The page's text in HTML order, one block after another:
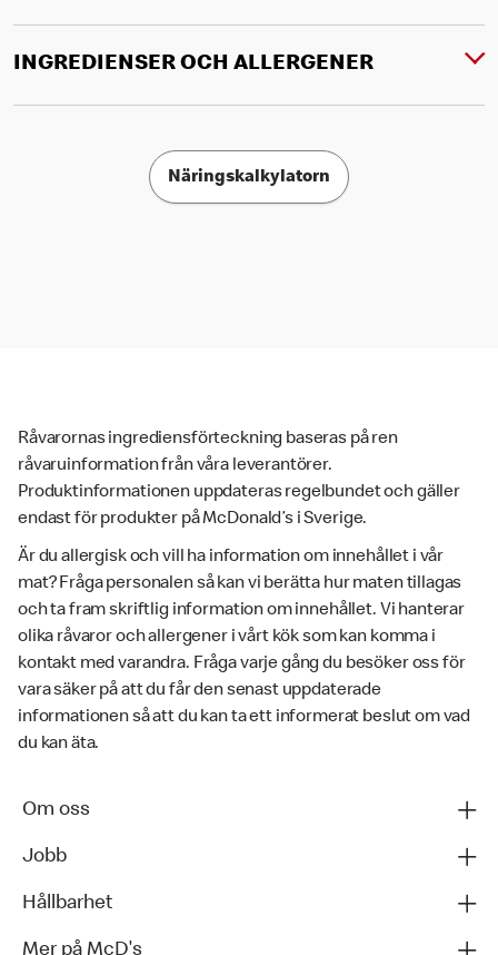
INGREDIENSER OCH ALLERGENER
Näringskalkylatorn
Råvarornas ingrediensförteckning baseras på ren
råvaruinformation från våra leverantörer.
Produktinformationen uppdateras regelbundet och gäller
endast för produkter på McDonald’s i Sverige.
Är du allergisk och vill ha information om innehållet i vår
mat? Fråga personalen så kan vi berätta hur maten tillagas
och ta fram skriftlig information om innehållet. Vi hanterar
olika råvaror och allergener i vårt kök som kan komma i
kontakt med varandra. Fråga varje gång du besöker oss för
vara säker på att du får den senast uppdaterade
informationen så att du kan ta ett informerat beslut om vad
du kan äta.
Om oss
Jobb
Hållbarhet
Mer på McD's